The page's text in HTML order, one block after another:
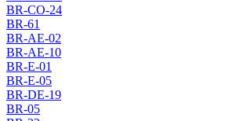
BR-CO-24
BR-61
BR-AE-02
BR-AE-10
BR-E-01
BR-E-05
BR-DE-19
BR-05